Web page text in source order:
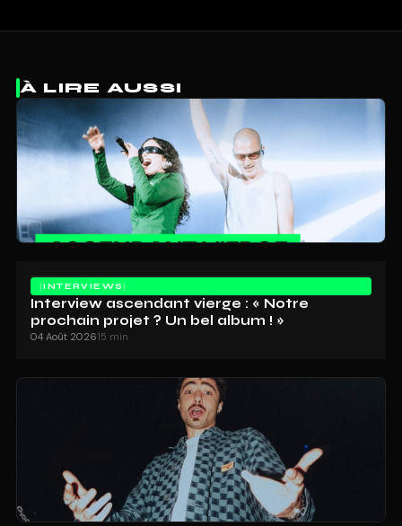
À LIRE AUSSI
INTERVIEWS
Interview ascendant vierge : « Notre
prochain projet ? Un bel album ! »
04 Août 202615 min